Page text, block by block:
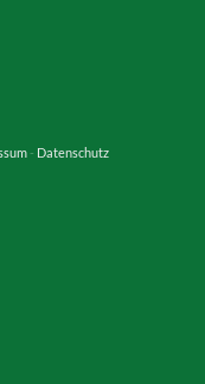
- Datenschutz